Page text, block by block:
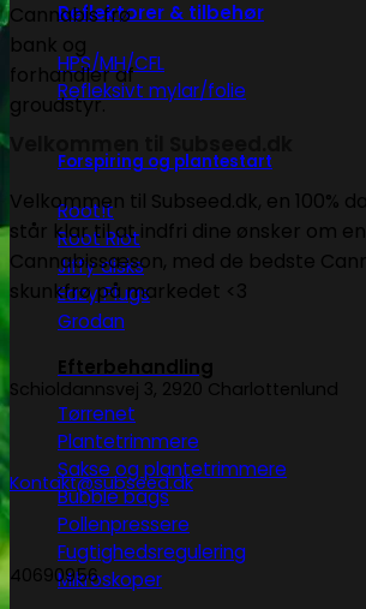
Reflektorer & tilbehør
HPS/MH/CFL
Refleksivt mylar/folie
Forspiring og plantestart
Root!t
Root Riot
Jiffy disks
Eazy Plugs
Grodan
Efterbehandling
Tørrenet
Plantetrimmere
Sakse og plantetrimmere
Bubble bags
Pollenpressere
Fugtighedsregulering
Mikroskoper
Velkommen til Subseed.dk, en 100%
står klar til at indfri dine ønsker om
Cannabissæson, med de bedste
skunkfrø på markedet <3
Schioldannsvej 3, 2920 Charlottenlund
Kontakt@subseed.dk
40690956